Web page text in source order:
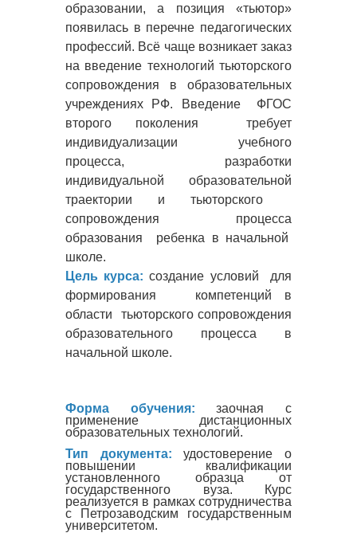
образовании, а позиция «тьютор»
появилась в перечне педагогических
профессий. Всё чаще возникает заказ
на введение технологий тьюторского
сопровождения в образовательных
учреждениях РФ. Введение ФГОС
второго поколения требует
индивидуализации учебного
процесса, разработки
индивидуальной образовательной
траектории и тьюторского
сопровождения процесса
образования ребенка в начальной
школе.
Цель курса: создание условий для
формирования компетенций в
области тьюторского сопровождения
образовательного процесса в
начальной школе.
Форма обучения: заочная с
применение дистанционных
образовательных технологий.
Тип документа:удостоверение о
повышении квалификации
установленного образца от
государственного вуза. Курс
реализуется в рамках сотрудничества
с Петрозаводским государственным
университетом.